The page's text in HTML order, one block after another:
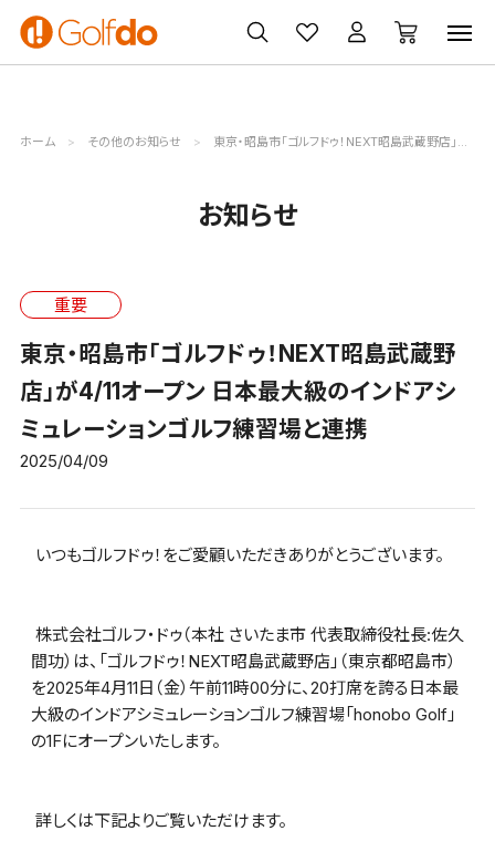
ゴルフ
クラブ
ゴルフ用品
買取
無料査定
クーポン
一覧
ホーム その他のお知らせ 東京・昭島市「ゴルフドゥ！NEXT昭島武蔵野店」が4/11オープン 日本最大級のインドアシミュレーションゴルフ練習場と連携
お知らせ
重要
東京・昭島市「ゴルフドゥ！NEXT昭島武蔵野
店」が4/11オープン 日本最大級のインドアシ
ミュレーションゴルフ練習場と連携
2025/04/09
いつもゴルフドゥ！をご愛顧いただきありがとうございます。
間功）は、「ゴルフドゥ！NEXT昭島武蔵野店」（東京都昭島市）
を2025年4月11日（金）午前11時00分に、20打席を誇る日本最
大級のインドアシミュレーションゴルフ練習場「honobo Golf」
の1Fにオープンいたします。
詳しくは下記よりご覧いただけます。